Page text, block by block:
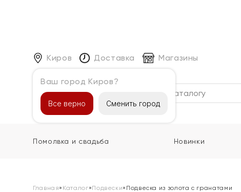
Киров
Ваш город Киров?
Все верно Сменить город
Доставка Магазины
Каталог
Помолвка и свадьба Новинки
Главная» Каталог»Подвески» Подвеска из золота с гранатами